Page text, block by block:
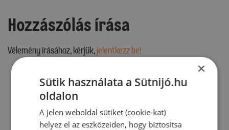
Hozzászólás írása
Vélemény írásához, kérjük,jelentkezz be!
RECEPTAJÁNLÓ
×
Sütik használata a Sütnijó.hu
oldalon
A jelen weboldal sütiket (cookie-kat)
helyez el az eszközeiden, hogy biztosítsa